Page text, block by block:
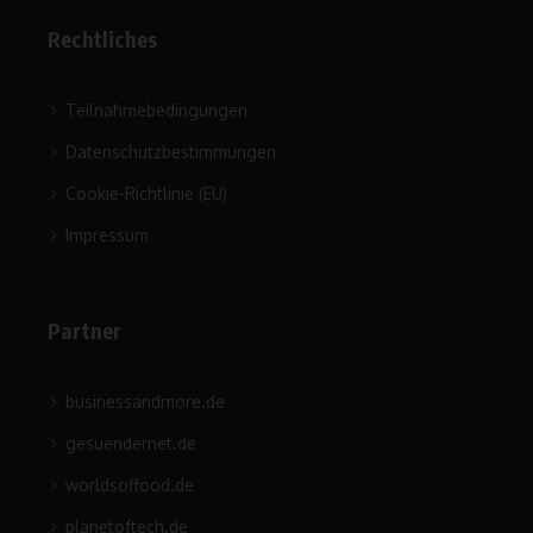
Rechtliches
Teilnahmebedingungen
Datenschutzbestimmungen
Cookie-Richtlinie (EU)
Impressum
Partner
businessandmore.de
gesuendernet.de
worldsoffood.de
planetoftech.de